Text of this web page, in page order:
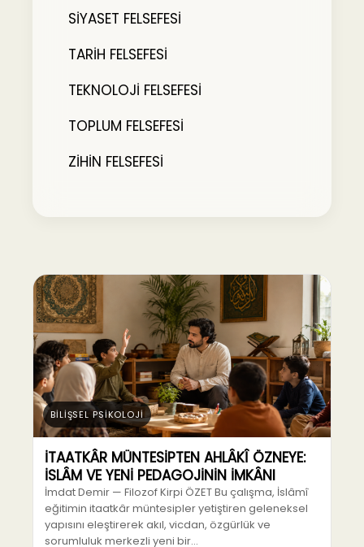
SİYASET FELSEFESİ
TARİH FELSEFESİ
TEKNOLOJİ FELSEFESİ
TOPLUM FELSEFESİ
ZİHİN FELSEFESİ
BİLİŞSEL PSİKOLOJİ
İTAATKÂR MÜNTESİPTEN AHLÂKÎ ÖZNEYE:
İSLÂM VE YENİ PEDAGOJİNİN İMKÂNI
İmdat Demir — Filozof Kirpi ÖZET Bu çalışma, İslâmî
eğitimin itaatkâr müntesipler yetiştiren geleneksel
yapısını eleştirerek akıl, vicdan, özgürlük ve
sorumluluk merkezli yeni bir…